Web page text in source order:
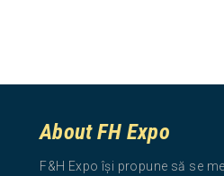
About FH Expo
F&H Expo își propune să se